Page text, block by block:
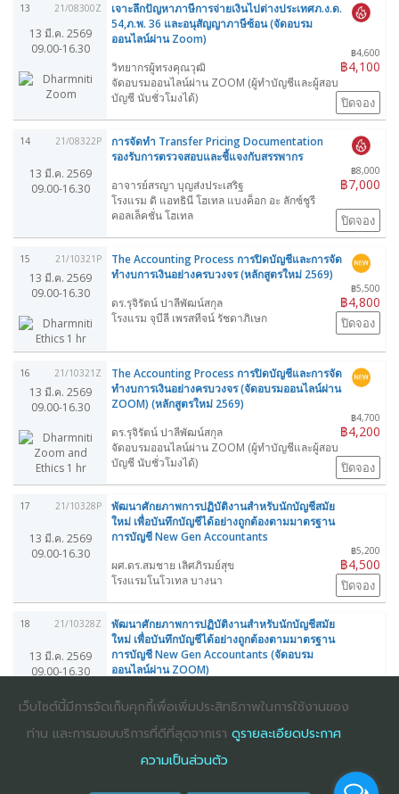
13 21/08300Z
13 มี.ค. 2569
09.00-16.30
เจาะลึกปัญหาภาษีการจ่ายเงินไปต่างประเทศภ.ง.ด.
54,ภ.พ. 36 และอนุสัญญาภาษีซ้อน (จัดอบรม
ออนไลน์ผ่าน Zoom)
฿4,600
฿4,100
วิทยากรผู้ทรงคุณวุฒิ
จัดอบรมออนไลน์ผ่าน ZOOM (ผู้ทำบัญชีและผู้สอบ
บัญชี นับชั่วโมงได้)
ปิดจอง
14 21/08322P
13 มี.ค. 2569
09.00-16.30
การจัดทำ Transfer Pricing Documentation
รองรับการตรวจสอบและชี้แจงกับสรรพากร
฿8,000
฿7,000
อาจารย์สรญา บุญส่งประเสริฐ
โรงแรม ดิ แอทธินี โฮเทล แบงค็อก อะ ลักซ์ชูรี
คอลเล็คชั่น โฮเทล
ปิดจอง
15 21/10321P
13 มี.ค. 2569
09.00-16.30
The Accounting Process การปิดบัญชีและการจัด
ทำงบการเงินอย่างครบวงจร (หลักสูตรใหม่ 2569)
฿5,500
฿4,800
ดร.รุจิรัตน์ ปาลีพัฒน์สกุล
โรงแรม จุบีลี เพรสทีจน์ รัชดาภิเษก
ปิดจอง
16 21/10321Z
13 มี.ค. 2569
09.00-16.30
The Accounting Process การปิดบัญชีและการจัด
ทำงบการเงินอย่างครบวงจร (จัดอบรมออนไลน์ผ่าน
ZOOM) (หลักสูตรใหม่ 2569)
฿4,700
฿4,200
ดร.รุจิรัตน์ ปาลีพัฒน์สกุล
จัดอบรมออนไลน์ผ่าน ZOOM (ผู้ทำบัญชีและผู้สอบ
บัญชี นับชั่วโมงได้)
ปิดจอง
17 21/10328P
13 มี.ค. 2569
09.00-16.30
พัฒนาศักยภาพการปฏิบัติงานสำหรับนักบัญชีสมัย
ใหม่ เพื่อบันทึกบัญชีได้อย่างถูกต้องตามมาตรฐาน
การบัญชี New Gen Accountants
฿5,200
฿4,500
ผศ.ดร.สมชาย เลิศภิรมย์สุข
โรงแรมโนโวเทล บางนา
ปิดจอง
18 21/10328Z
13 มี.ค. 2569
09.00-16.30
พัฒนาศักยภาพการปฏิบัติงานสำหรับนักบัญชีสมัย
ใหม่ เพื่อบันทึกบัญชีได้อย่างถูกต้องตามมาตรฐาน
การบัญชี New Gen Accountants (จัดอบรม
ออนไลน์ผ่าน ZOOM)
ผศ.ดร.สมชาย เลิศภิรมย์สุข
จัดอบรมออนไลน์ผ่าน ZOOM (ผู้ทำบัญชีและผู้สอบ
บัญชี นับชั่วโมงได้)
เว็บไซต์นี้มีการจัดเก็บคุกกี้เพื่อเพิ่มประสิทธิภาพในการใช้งานของ
ท่าน และการมอบบริการที่ดีที่สุดจากเรา ดูรายละเอียดประกาศ
ความเป็นส่วนตัว